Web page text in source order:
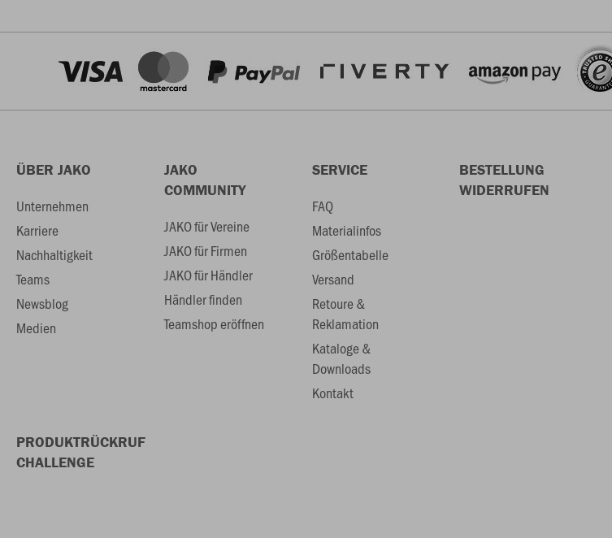
ÜBER JAKO
Unternehmen
Karriere
Nachhaltigkeit
Teams
Newsblog
Medien
JAKO
COMMUNITY
JAKO für Vereine
JAKO für Firmen
JAKO für Händler
Händler finden
Teamshop eröffnen
SERVICE
FAQ
Materialinfos
Größentabelle
Versand
Retoure &
Reklamation
Kataloge &
Downloads
Kontakt
BESTELLUNG
WIDERRUFEN
PRODUKTRÜCKRUF
CHALLENGE